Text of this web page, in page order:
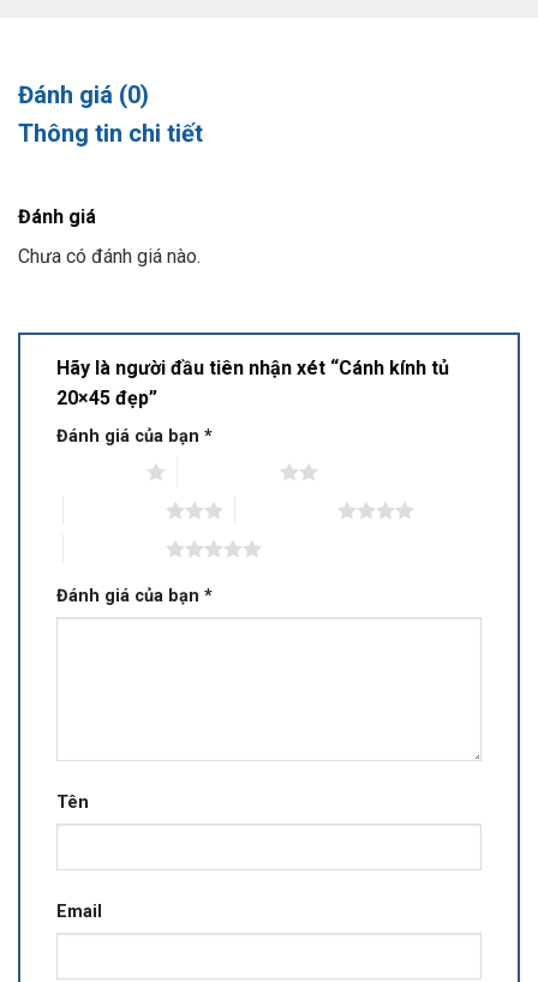
Đánh giá (0)
Thông tin chi tiết
Đánh giá
Chưa có đánh giá nào.
Hãy là người đầu tiên nhận xét “Cánh kính tủ
20×45 đẹp”
Đánh giá của bạn *
Đánh giá của bạn *
Tên
Email